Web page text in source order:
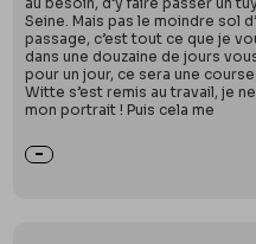
Seine. Mais pas le moindre sol
passage, c’est tout ce que je
dans une douzaine de jours
pour un jour, ce sera une
Witte s’est remis au travail, je
mon portrait ! Puis cela me